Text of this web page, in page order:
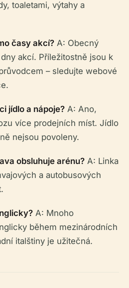
toaletami, výtahy a
časy akcí? A: Obecný
akcí. Příležitostně jsou k
– sledujte webové
jídlo a nápoje? A: Ano,
více prodejních míst. Jídlo
nejsou povoleny.
obsluhuje arénu? A: Linka
a autobusových
A: Mnoho
během mezinárodních
italštiny je užitečná.